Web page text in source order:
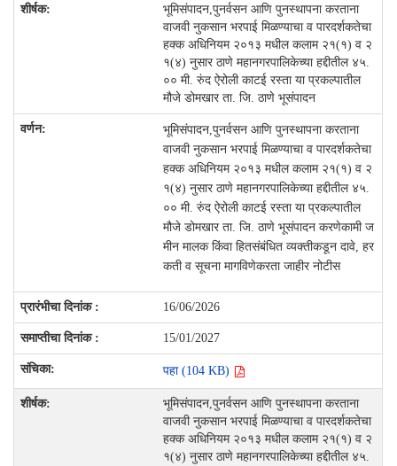
भूमिसंपादन,पुनर्वसन आणि पुनस्थापना करताना
वाजवी नुकसान भरपाई मिळण्याचा व पारदर्शकतेचा
हक्क अधिनियम २०१३ मधील कलाम २१(१) व २
१(४) नुसार ठाणे महानगरपालिकेच्या हद्दीतील ४५.
०० मी. रुंद ऐरोली काटई रस्ता या प्रकल्पातील
मौजे डोमखार ता. जि. ठाणे भूसंपादन
भूमिसंपादन,पुनर्वसन आणि पुनस्थापना करताना
वाजवी नुकसान भरपाई मिळण्याचा व पारदर्शकतेचा
हक्क अधिनियम २०१३ मधील कलाम २१(१) व २
१(४) नुसार ठाणे महानगरपालिकेच्या हद्दीतील ४५.
०० मी. रुंद ऐरोली काटई रस्ता या प्रकल्पातील
मौजे डोमखार ता. जि. ठाणे भूसंपादन करणेकामी ज
मीन मालक किंवा हितसंबंधित व्यक्तीकडून दावे, हर
कती व सूचना मागविणेकरता जाहीर नोटीस
16/06/2026
15/01/2027
पहा (104 KB)
भूमिसंपादन,पुनर्वसन आणि पुनस्थापना करताना
वाजवी नुकसान भरपाई मिळण्याचा व पारदर्शकतेचा
हक्क अधिनियम २०१३ मधील कलाम २१(१) व २
१(४) नुसार ठाणे महानगरपालिकेच्या हद्दीतील ४५.